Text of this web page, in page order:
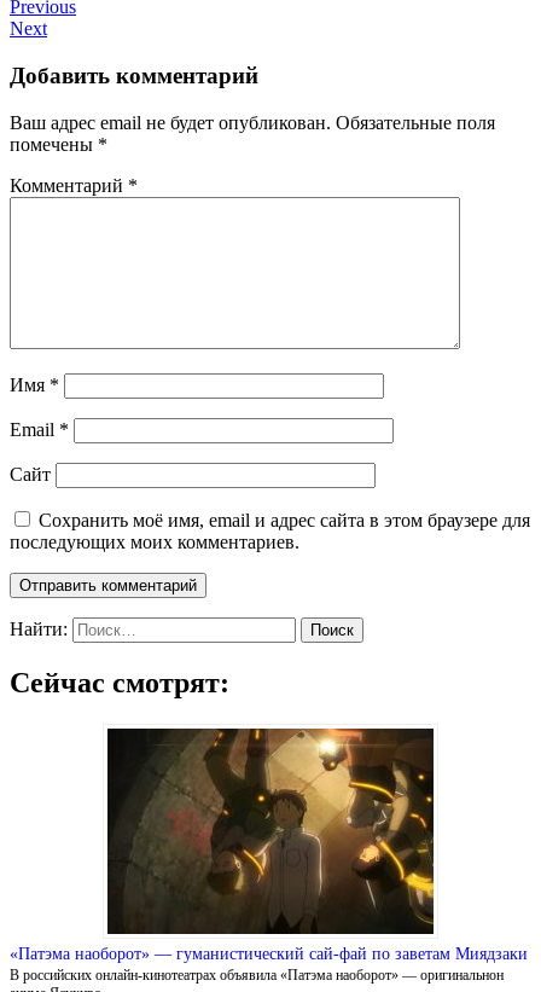
Previous
Next
Добавить комментарий
Ваш адрес email не будет опубликован. Обязательные поля
помечены *
Комментарий *
Имя *
Email *
Сайт
Сохранить моё имя, email и адрес сайта в этом браузере для
последующих моих комментариев.
Найти:
Сейчас смотрят:
«Патэма наоборот» — гуманистический сай-фай по заветам Миядзаки
В российских онлайн-кинотеатрах объявила «Патэма наоборот» — оригинальнон